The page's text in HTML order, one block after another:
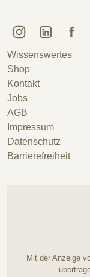
KunstgussKunstguss
Wissenswertes
Shop
Kontakt
Jobs
AGB
Impressum
Datenschutz
Barrierefreiheit
Mit der Anzeige